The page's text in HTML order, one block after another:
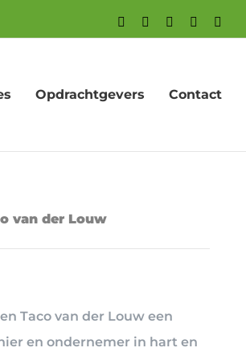
Facebook LinkedInYouTube
Opdrachtgevers Contact
van der Louw
Taco van der Louw een
en ondernemer in hart en